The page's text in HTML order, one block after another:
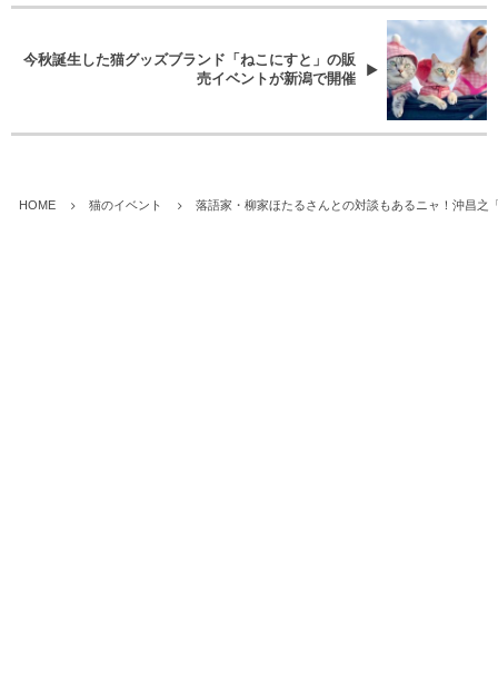
今秋誕生した猫グッズブランド「ねこにすと」の販
売イベントが新潟で開催
HOME 猫のイベント 落語家・柳家ほたるさんとの対談もあるニャ！沖昌之